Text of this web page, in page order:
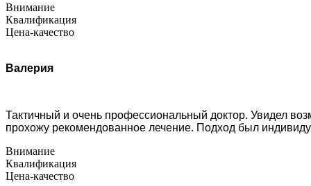
Внимание
Квалификация
Цена-качество
Валерия
Тактичный и очень профессиональный доктор. Увидел
прохожу рекомендованное лечение. Подход был
Внимание
Квалификация
Цена-качество